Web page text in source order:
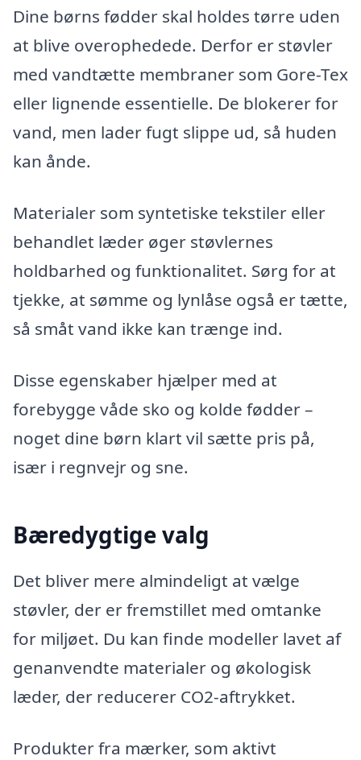
Dine børns fødder skal holdes tørre uden
at blive overophedede. Derfor er støvler
med vandtætte membraner som Gore-Tex
eller lignende essentielle. De blokerer for
vand, men lader fugt slippe ud, så huden
kan ånde.
Materialer som syntetiske tekstiler eller
behandlet læder øger støvlernes
holdbarhed og funktionalitet. Sørg for at
tjekke, at sømme og lynlåse også er tætte,
så småt vand ikke kan trænge ind.
Disse egenskaber hjælper med at
forebygge våde sko og kolde fødder –
noget dine børn klart vil sætte pris på,
især i regnvejr og sne.
Bæredygtige valg
Det bliver mere almindeligt at vælge
støvler, der er fremstillet med omtanke
for miljøet. Du kan finde modeller lavet af
genanvendte materialer og økologisk
læder, der reducerer CO2-aftrykket.
Produkter fra mærker, som aktivt